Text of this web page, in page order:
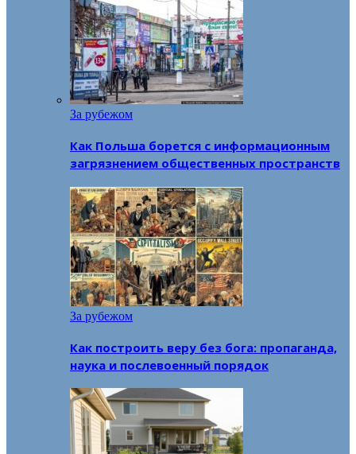
За рубежом
Как Польша борется с информационным
загрязнением общественных пространств
За рубежом
Как построить веру без бога: пропаганда,
наука и послевоенный порядок